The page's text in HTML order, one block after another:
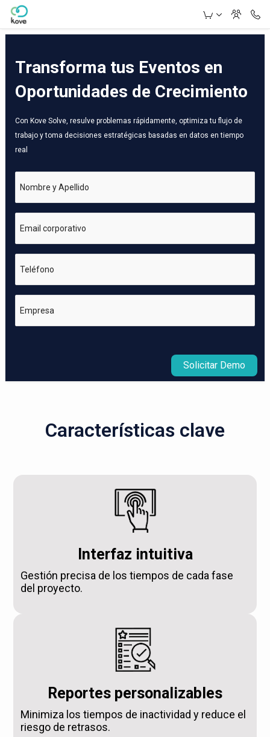
Skip to Main Content
Transforma tus Eventos en
Oportunidades de Crecimiento
Con Kove Solve, resulve problemas rápidamente, optimiza tu flujo de
trabajo y toma decisiones estratégicas basadas en datos en tiempo
real
Nombre y Apellido
Email corporativo
Teléfono
Empresa
Solicitar Demo
Características clave
Interfaz intuitiva
Gestión precisa de los tiempos de cada fase
del proyecto.
Reportes personalizables
Minimiza los tiempos de inactividad y reduce el
riesgo de retrasos.